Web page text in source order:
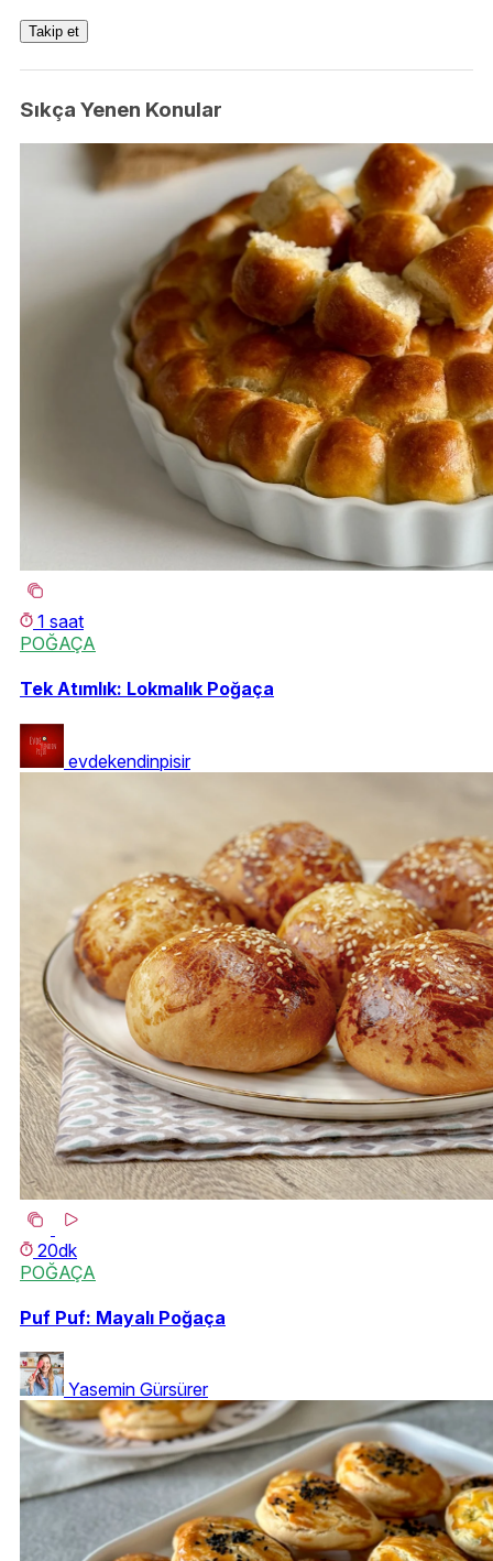
Takip et
Sıkça Yenen Konular
1 saat
POĞAÇA
Tek Atımlık: Lokmalık Poğaça
evdekendinpisir
20dk
POĞAÇA
Puf Puf: Mayalı Poğaça
Yasemin Gürsürer